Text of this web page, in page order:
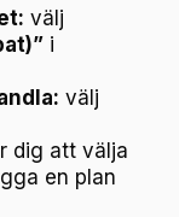
välj
i
välj
dig att välja
en plan